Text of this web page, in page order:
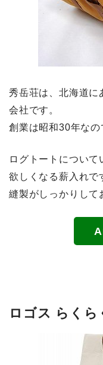
秀岳荘は、北海道に
会社です。
創業は昭和30年なの
ログトートについ
欲しくなる薪入れで
縫製がしっかりして
ロゴス らくら